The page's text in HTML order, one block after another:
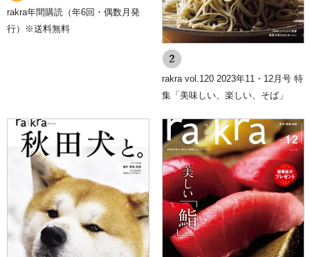
個人情報の入力時には、セキュリティ確保のため、これらの情報が傍
受、妨害または改ざんされることを防ぐ目的でSSL（Secure Sockets
Layer）技術を使用しております。
※ SSLは情報を暗号化することで、盗聴防止やデータの改ざん防止
送受信する機能のことです。SSLを利用する事でより安全に情報を送
E-mail：
9.プライバシーポリシーの変更
当ショップでは、収集する個人情報の変更、利用目的の変更、または
その他プライバシーポリシーの変更を行う際は、当ページへの変更を
もって公表とさせていただきます。
rakra年間購読（年6回・偶数月発
行）※送料無料
rakra vol.120 2023年11・12月号 特
集「美味しい、楽しい、そば」